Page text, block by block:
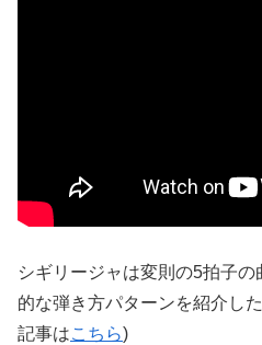
シギリージャは変則の5拍子
的な弾き方パターンを紹介し
記事はこちら)